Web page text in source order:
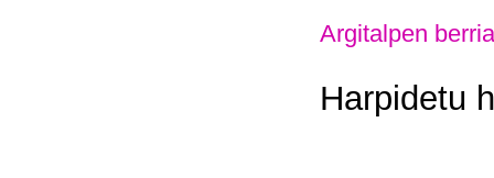
Argitalpen
Harpidetu